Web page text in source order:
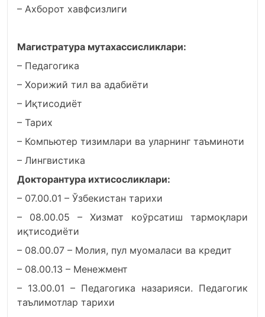
– Ахборот хавфсизлиги
Магистратура мутахассисликлари:
– Педагогика
– Хорижий тил ва адабиёти
– Иқтисодиёт
– Тарих
– Компьютер тизимлари ва уларнинг таъминоти
– Лингвистика
Докторантура ихтисосликлари:
– 07.00.01 – Ўзбекистан тарихи
– 08.00.05 – Хизмат коўрсатиш тармоқлари
иқтисодиёти
– 08.00.07 – Молия, пул муомаласи ва кредит
– 08.00.13 – Менежмент
– 13.00.01 – Педагогика назарияси. Педагогик
таълимотлар тарихи